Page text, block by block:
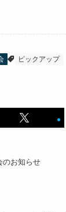
ピックアップ
のお知らせ